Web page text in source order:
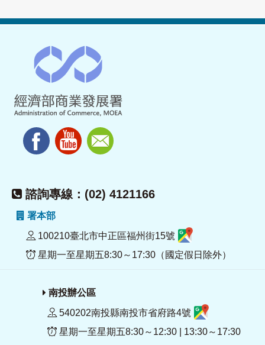
諮詢專線：(02) 4121166
署本部
100210臺北市中正區福州街15號
星期一至星期五8:30～17:30（國定假日除外）
南投辦公區
540202南投縣南投市省府路4號
星期一至星期五8:30～12:30 | 13:30～17:30